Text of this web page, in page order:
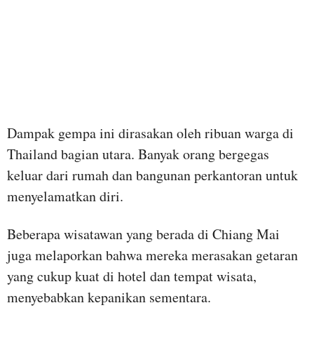
Dampak gempa ini dirasakan oleh ribuan warga di
Thailand bagian utara. Banyak orang bergegas
keluar dari rumah dan bangunan perkantoran untuk
menyelamatkan diri.
Beberapa wisatawan yang berada di Chiang Mai
juga melaporkan bahwa mereka merasakan getaran
yang cukup kuat di hotel dan tempat wisata,
menyebabkan kepanikan sementara.